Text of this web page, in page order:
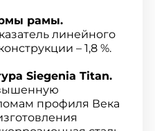
рамы.
линейного
– 1,8 %.
Siegenia Titan.
профиля Века